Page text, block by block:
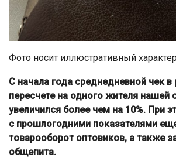
Фото носит иллюстративный характер
С начала года среднедневной чек в
пересчете на одного жителя нашей
увеличился более чем на 10%. При
с прошлогодними показателями
товарооборот оптовиков, а также
общепита.